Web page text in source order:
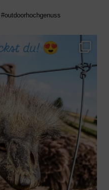
#outdoorhochgenuss